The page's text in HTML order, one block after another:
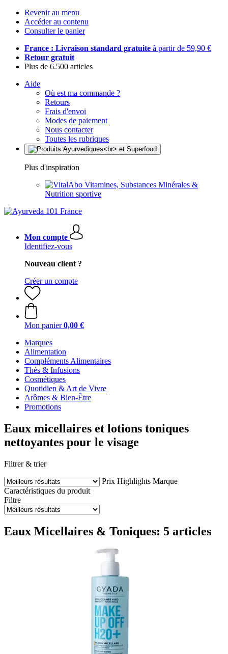
Revenir au menu
Accéder au contenu
Consulter le panier
France : Livraison standard gratuite à partir de 59,90 €
Retour gratuit
Plus de 6.500 articles
Aide
Où est ma commande ?
Retours
Frais d'envoi
Modes de paiement
Nous contacter
Toutes les rubriques
Plus d'inspiration
Vitamines, Substances Minérales &
Nutrition sportive
Mon compte
Identifiez-vous
Nouveau client ?
Créer un compte
Mon panier 0,00 €
Marques
Alimentation
Compléments Alimentaires
Thés & Infusions
Cosmétiques
Quotidien & Art de Vivre
Arômes & Bien-Être
Promotions
Eaux micellaires et lotions toniques
nettoyantes pour le visage
Filtrer & trier
Prix Highlights Marque
Caractéristiques du produit
Filtre
Eaux Micellaires & Toniques: 5 articles